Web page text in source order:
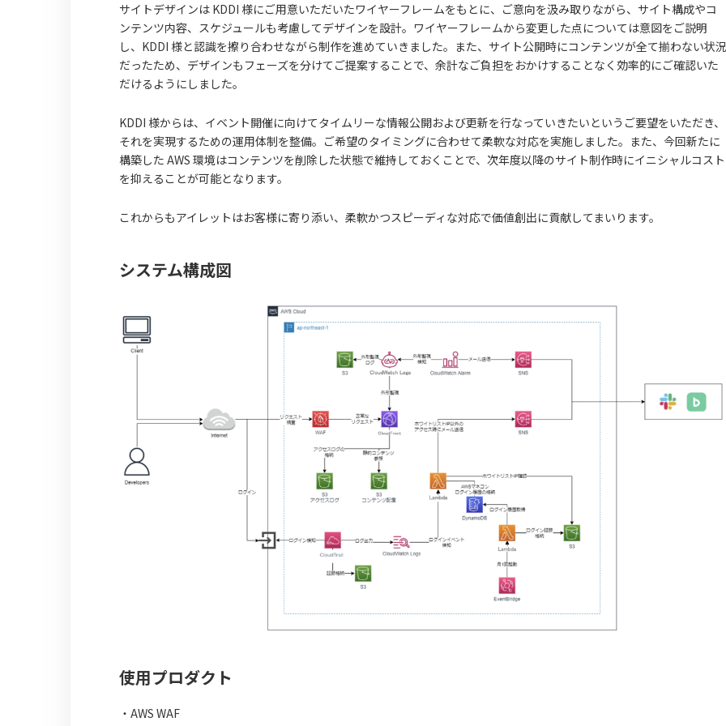
サイトデザインは KDDI 様にご用意いただいたワイヤーフレームをもとに、ご意向を汲み取りながら、サイト構成やコ
ンテンツ内容、スケジュールも考慮してデザインを設計。ワイヤーフレームから変更した点については意図をご説明
し、KDDI 様と認識を擦り合わせながら制作を進めていきました。また、サイト公開時にコンテンツが全て揃わない状況
だったため、デザインもフェーズを分けてご提案することで、余計なご負担をおかけすることなく効率的にご確認いた
だけるようにしました。
KDDI 様からは、イベント開催に向けてタイムリーな情報公開および更新を行なっていきたいというご要望をいただき、
それを実現するための運用体制を整備。ご希望のタイミングに合わせて柔軟な対応を実施しました。また、今回新たに
構築した AWS 環境はコンテンツを削除した状態で維持しておくことで、次年度以降のサイト制作時にイニシャルコスト
を抑えることが可能となります。
これからもアイレットはお客様に寄り添い、柔軟かつスピーディな対応で価値創出に貢献してまいります。
システム構成図
使用プロダクト
・AWS WAF